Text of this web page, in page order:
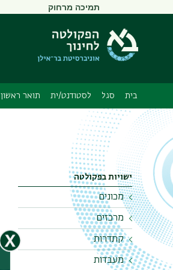
תפריט
תמיכה מרחוק
בית סגל לסטודנט/ית תואר ראשון
ישויות בפקולטה
מכונים
המכון והמעבדה
לטכנולוגיות בחינוך
המיוחד - מט"ב
המכון לחקר החינוך
מרכזים
מרכז דע-גן
מרכז חדד
קתדרות
הקתדרה לחקר וקידום
מעבדות